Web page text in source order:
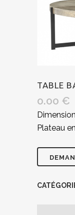
TABLE
0.00 €
Plateau